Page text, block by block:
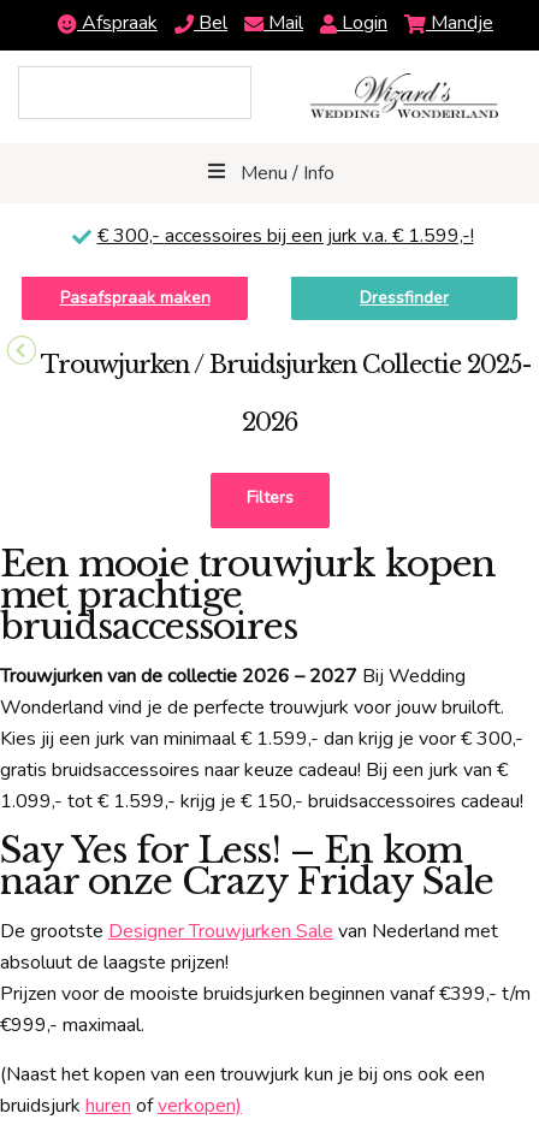
Afspraak Bel Mail Login Mandje
Menu / Info
€ 300,- accessoires bij een jurk v.a. € 1.599,-!
Pasafspraak maken Dressfinder
Trouwjurken / Bruidsjurken Collectie 2025-
2026
Filters
Een mooie trouwjurk kopen
met prachtige
bruidsaccessoires
Trouwjurken van de collectie 2026 – 2027 Bij Wedding
Wonderland vind je de perfecte trouwjurk voor jouw bruiloft.
Kies jij een jurk van minimaal € 1.599,- dan krijg je voor € 300,-
gratis bruidsaccessoires naar keuze cadeau! Bij een jurk van €
1.099,- tot € 1.599,- krijg je € 150,- bruidsaccessoires cadeau!
Say Yes for Less! – En kom
naar onze Crazy Friday Sale
De grootste Designer Trouwjurken Sale van Nederland met
absoluut de laagste prijzen!
Prijzen voor de mooiste bruidsjurken beginnen vanaf €399,- t/m
€999,- maximaal.
(Naast het kopen van een trouwjurk kun je bij ons ook een
bruidsjurk huren ofverkopen)